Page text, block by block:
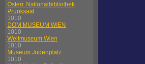
Österr. Nationalbibliothek
Prunksaal
1010
DOM MUSEUM WIEN
1010
Weltmuseum Wien
1010
Museum Judenplatz
1010